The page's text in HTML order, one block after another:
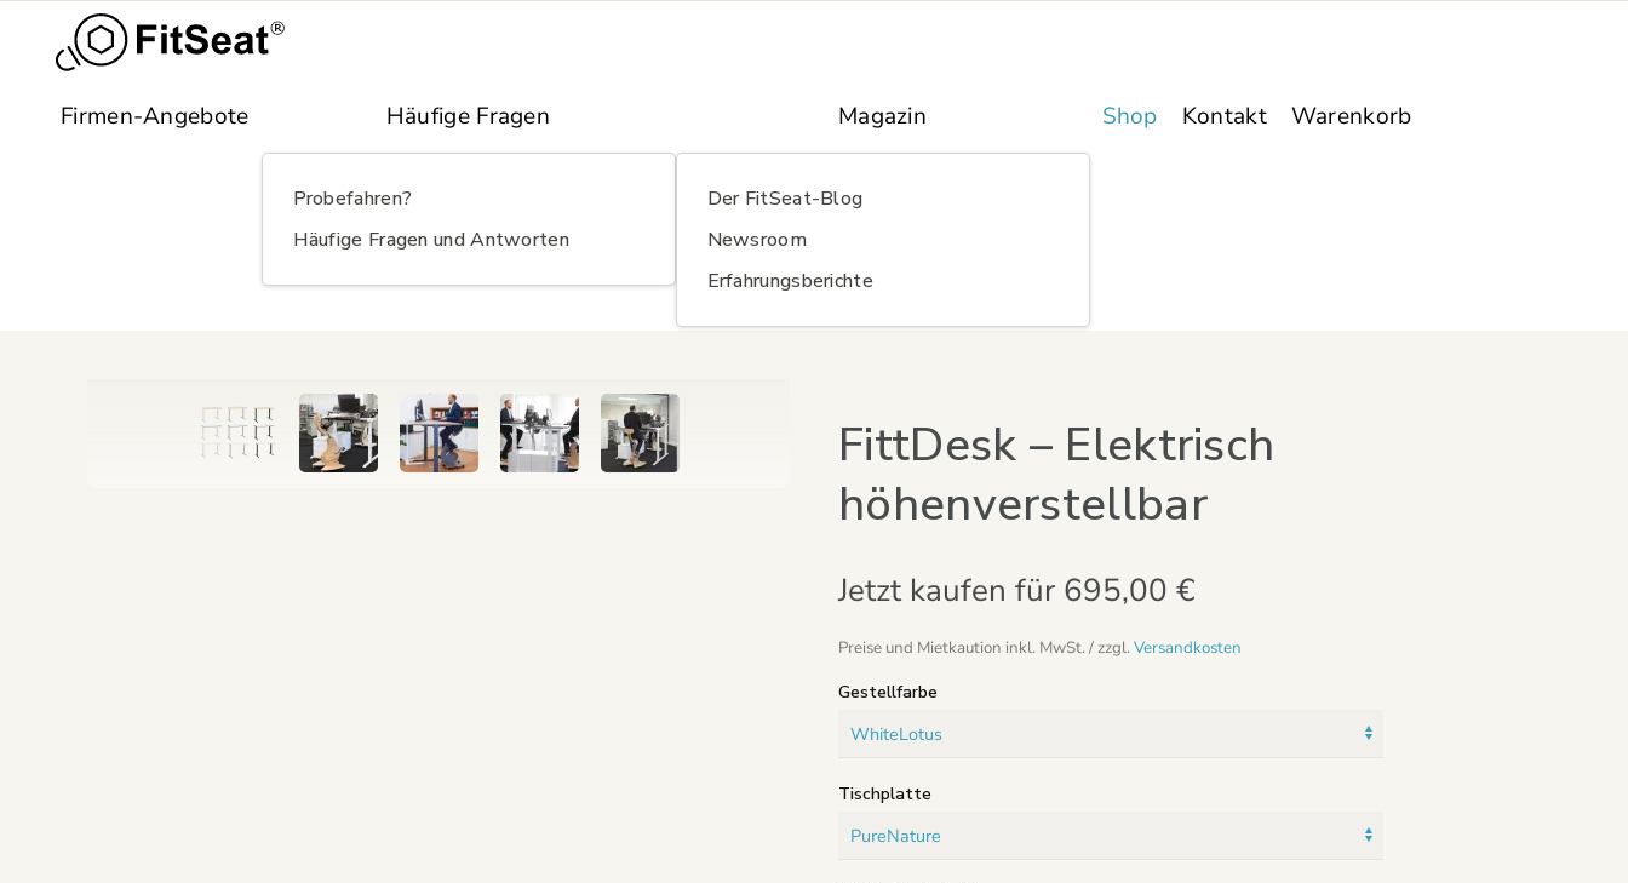
Skip to main content
Firmen-Angebote Häufige Fragen
Probefahren?
Häufige Fragen und Antworten
Magazin
Der FitSeat-Blog
Newsroom
Erfahrungsberichte
Shop Kontakt Warenkorb
FittDesk – Elektrisch
höhenverstellbar
Jetzt kaufen für 695,00 €
Preise und Mietkaution inkl. MwSt. / zzgl.Versandkosten
Gestellfarbe
Tischplatte